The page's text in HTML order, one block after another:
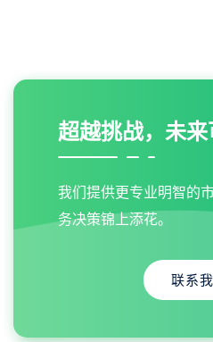
超越挑战，未
我们提供更专业明智的
务决策锦上添花。
联系